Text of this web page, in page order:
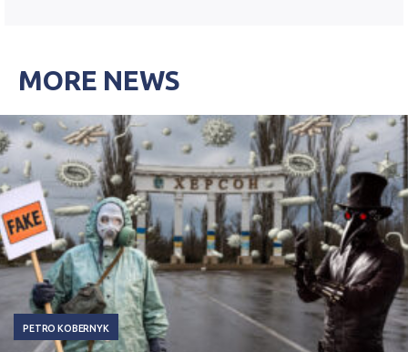
MORE NEWS
PETRO KOBERNYK